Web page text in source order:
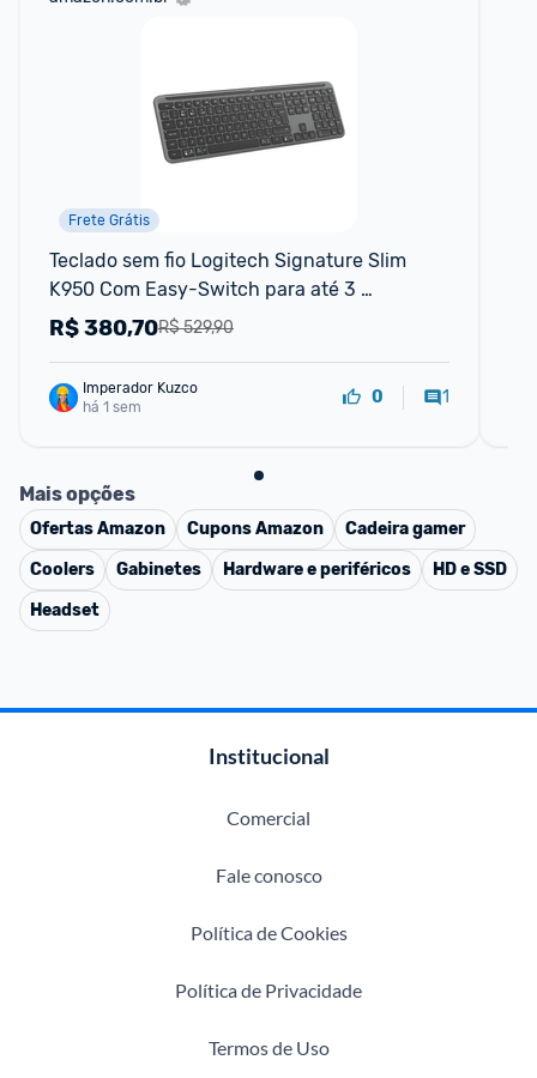
Frete Grátis
Teclado sem fio Logitech Signature Slim
K950 Com Easy-Switch para até 3
dispositivos Digitação Silenciosa Conexão
R$ 529,90
R$380,70
Imperador Kuzco
há 1 sem
0 1
Mais opções
OfertasAmazon CuponsAmazon
Cadeira gamer
Coolers
Gabinetes Hardware e periféricos
HD e SSD
Headset
Institucional
Comercial
Fale conosco
Política de Cookies
Política de Privacidade
Termos de Uso